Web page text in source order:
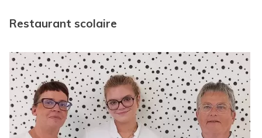
Restaurant scolaire